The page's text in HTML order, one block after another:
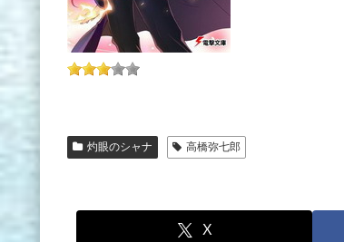
灼眼のシャナ 高橋弥七郎
X